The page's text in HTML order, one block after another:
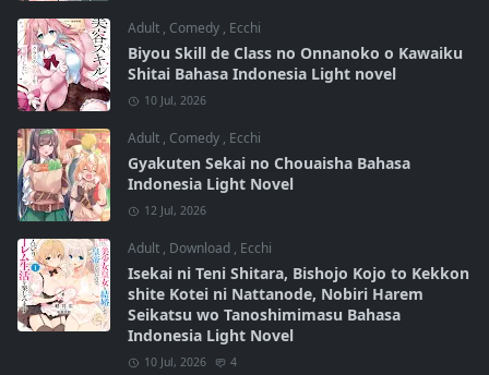
Adult , Comedy , Ecchi
Biyou Skill de Class no Onnanoko o Kawaiku
Shitai Bahasa Indonesia Light novel
10 Jul, 2026
Adult , Comedy , Ecchi
Gyakuten Sekai no Chouaisha Bahasa
Indonesia Light Novel
12 Jul, 2026
Adult , Download , Ecchi
Isekai ni Teni Shitara, Bishojo Kojo to Kekkon
shite Kotei ni Nattanode, Nobiri Harem
Seikatsu wo Tanoshimimasu Bahasa
Indonesia Light Novel
10 Jul, 2026 4